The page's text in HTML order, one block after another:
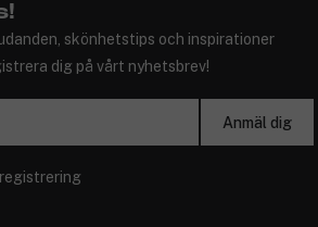
skönhetstips och inspirationer
dig på vårt nyhetsbrev!
Anmäl dig